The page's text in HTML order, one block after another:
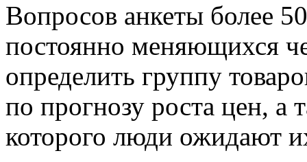
Вопросов анкеты более
постоянно меняющихся
определить группу
по прогнозу роста цен, а
которого люди ожидают